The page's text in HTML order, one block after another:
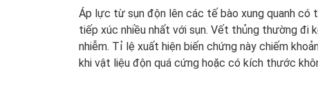
Áp lực từ sụn độn lên các tế bào xung quanh có
tiếp xúc nhiều nhất với sụn. Vết thủng thường đi
nhiễm. Tỉ lệ xuất hiện biến chứng này chiếm
khi vật liệu độn quá cứng hoặc có kích thước